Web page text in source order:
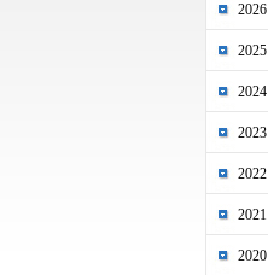
2026
2025
2024
2023
2022
2021
2020